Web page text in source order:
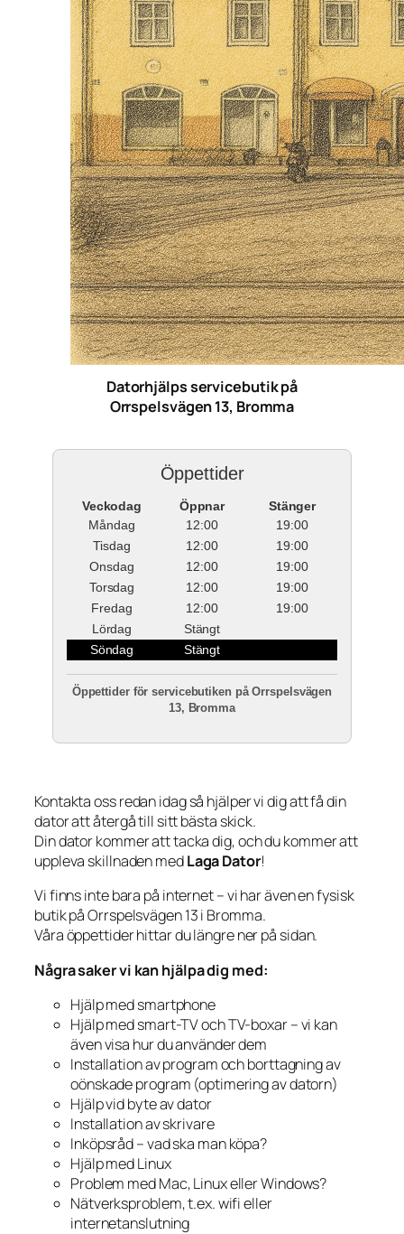
Datorhjälps servicebutik på
Orrspelsvägen 13, Bromma
Öppettider
Veckodag Öppnar
Stänger
Måndag
12:00
19:00
Tisdag
12:00
19:00
Onsdag
12:00
19:00
Torsdag
12:00
19:00
Fredag
12:00
19:00
Lördag
Stängt
Söndag
Stängt
Öppettider för servicebutiken på Orrspelsvägen
13, Bromma
Kontakta oss redan idag så hjälper vi dig att få din
dator att återgå till sitt bästa skick.
Din dator kommer att tacka dig, och du kommer att
uppleva skillnaden medLaga Dator!
Vi finns inte bara på internet – vi har även en fysisk
butik på Orrspelsvägen 13 i Bromma.
Våra öppettider hittar du längre ner på sidan.
Några saker vi kan hjälpa dig med:
Hjälp med smartphone
Hjälp med smart-TV och TV-boxar – vi kan
även visa hur du använder dem
Installation av program och borttagning av
oönskade program (optimering av datorn)
Hjälp vid byte av dator
Installation av skrivare
Inköpsråd – vad ska man köpa?
Hjälp med Linux
Problem med Mac, Linux eller Windows?
Nätverksproblem, t.ex. wifi eller
internetanslutning